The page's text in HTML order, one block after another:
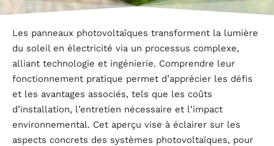
Les panneaux photovoltaïques transforment la lumière
du soleil en électricité via un processus complexe,
alliant technologie et ingénierie. Comprendre leur
fonctionnement pratique permet d’apprécier les défis
et les avantages associés, tels que les coûts
d’installation, l’entretien nécessaire et l’impact
environnemental. Cet aperçu vise à éclairer sur les
aspects concrets des systèmes photovoltaïques, pour